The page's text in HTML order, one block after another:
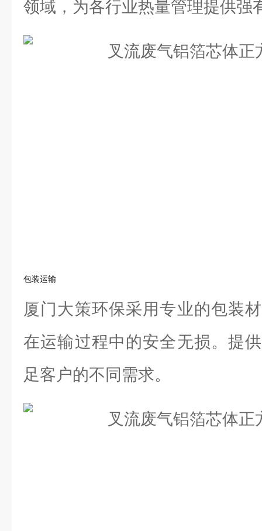
领域，为各行业热量管理提供强
包装运输
厦门大策环保采用专业的包装
在运输过程中的安全无损。提
足客户的不同需求。